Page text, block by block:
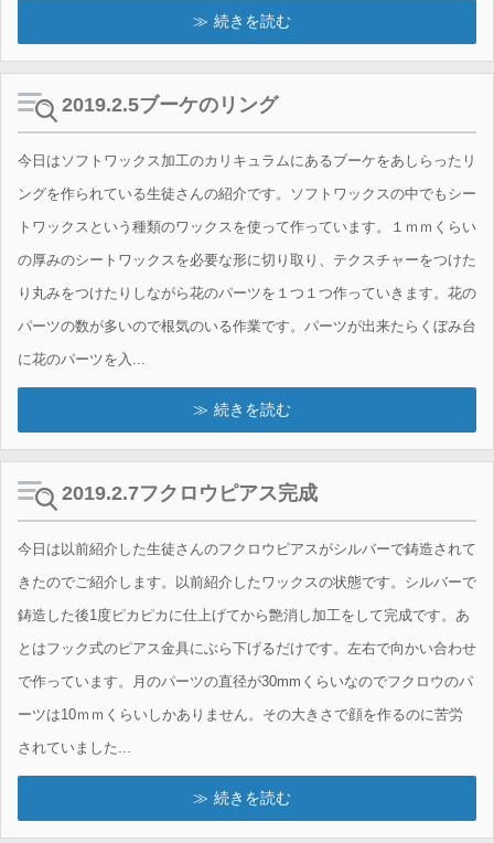
お問い合わせ
ブログ
続きを読む
2019.2.5ブーケのリング
今日はソフトワックス加工のカリキュラムにあるブーケをあしらったリ
ングを作られている生徒さんの紹介です。ソフトワックスの中でもシー
トワックスという種類のワックスを使って作っています。１ｍｍくらい
の厚みのシートワックスを必要な形に切り取り、テクスチャーをつけた
り丸みをつけたりしながら花のパーツを１つ１つ作っていきます。花の
パーツの数が多いので根気のいる作業です。パーツが出来たらくぼみ台
に花のパーツを入...
続きを読む
2019.2.7フクロウピアス完成
今日は以前紹介した生徒さんのフクロウピアスがシルバーで鋳造されて
きたのでご紹介します。以前紹介したワックスの状態です。シルバーで
鋳造した後1度ピカピカに仕上げてから艶消し加工をして完成です。あ
とはフック式のピアス金具にぶら下げるだけです。左右で向かい合わせ
で作っています。月のパーツの直径が30mmくらいなのでフクロウのパ
ーツは10ｍｍくらいしかありません。その大きさで顔を作るのに苦労
されていました...
続きを読む